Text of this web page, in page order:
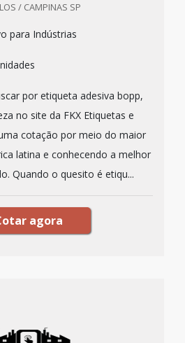
/ CAMPINAS SP
para Indústrias
por etiqueta adesiva bopp,
no site da FKX Etiquetas e
cotação por meio do maior
latina e conhecendo a melhor
Quando o quesito é etiqu...
agora